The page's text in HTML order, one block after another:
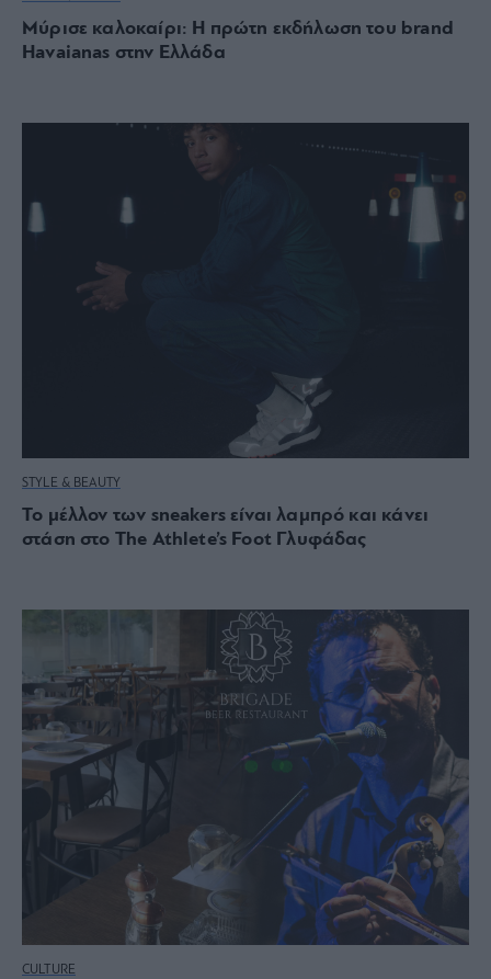
Μύρισε καλοκαίρι: Η πρώτη εκδήλωση του brand
Havaianas στην Ελλάδα
STYLE & BEAUTY
To μέλλον των sneakers είναι λαμπρό και κάνει
στάση στο The Athlete’s Foot Γλυφάδας
CULTURE